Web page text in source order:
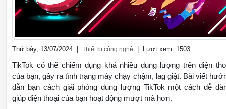
Thứ bảy, 13/07/2024 |Thiết bị công nghệ | Lượt xem: 1503
TikTok có thể chiếm dụng khá nhiều dung lượng trên điện
của bạn, gây ra tình trạng máy chạy chậm, lag giật. Bài viết
dẫn bạn cách giải phóng dung lượng TikTok một cách dễ
giúp điện thoại của bạn hoạt động mượt mà hơn.